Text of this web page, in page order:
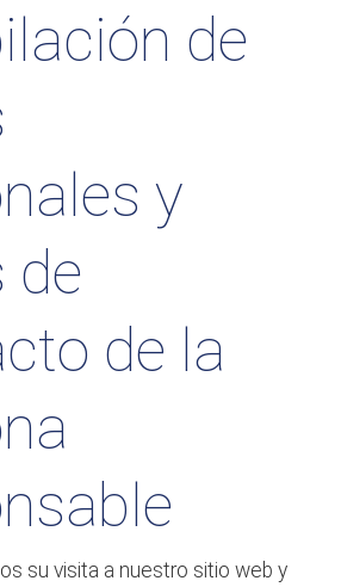
de
y
de
de la
su visita a nuestro sitio web y